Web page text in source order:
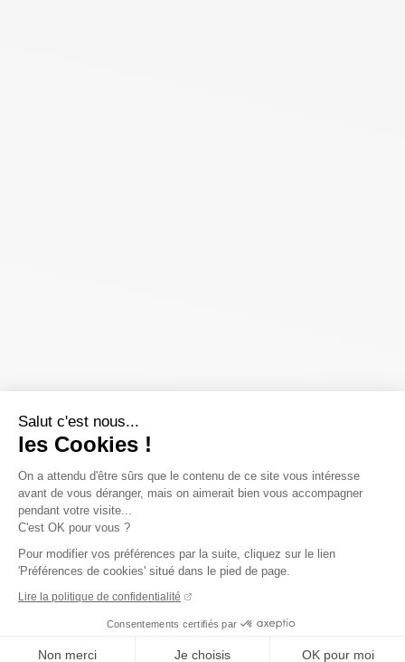
Salut c'est nous...
les Cookies !
On a attendu d'être sûrs que le contenu de ce site vous intéresse
avant de vous déranger, mais on aimerait bien vous accompagner
pendant votre visite...
C'est OK pour vous ?
Pour modifier vos préférences par la suite, cliquez sur le lien
'Préférences de cookies' situé dans le pied de page.
Lire la politique de confidentialité
Consentements certifiés par
Non merci Je choisis OK pour moi